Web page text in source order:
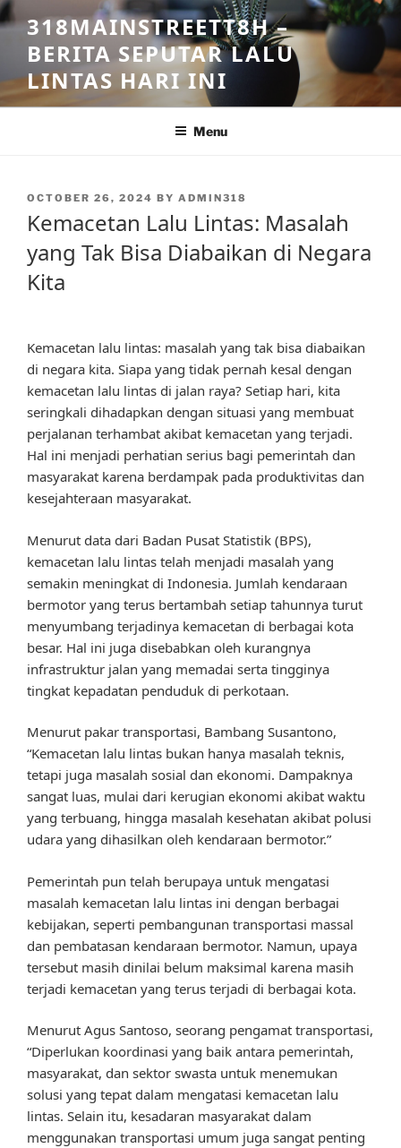
Skip
to
content
318MAINSTREETT8H –
BERITA SEPUTAR LALU
LINTAS HARI INI
Menu
POSTED
OCTOBER 26, 2024 BY ADMIN318
Kemacetan Lalu Lintas: Masalah
yang Tak Bisa Diabaikan di Negara
Kita
Kemacetan lalu lintas: masalah yang tak bisa diabaikan
di negara kita. Siapa yang tidak pernah kesal dengan
kemacetan lalu lintas di jalan raya? Setiap hari, kita
seringkali dihadapkan dengan situasi yang membuat
perjalanan terhambat akibat kemacetan yang terjadi.
Hal ini menjadi perhatian serius bagi pemerintah dan
masyarakat karena berdampak pada produktivitas dan
kesejahteraan masyarakat.
Menurut data dari Badan Pusat Statistik (BPS),
kemacetan lalu lintas telah menjadi masalah yang
semakin meningkat di Indonesia. Jumlah kendaraan
bermotor yang terus bertambah setiap tahunnya turut
menyumbang terjadinya kemacetan di berbagai kota
besar. Hal ini juga disebabkan oleh kurangnya
infrastruktur jalan yang memadai serta tingginya
tingkat kepadatan penduduk di perkotaan.
Menurut pakar transportasi, Bambang Susantono,
“Kemacetan lalu lintas bukan hanya masalah teknis,
tetapi juga masalah sosial dan ekonomi. Dampaknya
sangat luas, mulai dari kerugian ekonomi akibat waktu
yang terbuang, hingga masalah kesehatan akibat polusi
udara yang dihasilkan oleh kendaraan bermotor.”
Pemerintah pun telah berupaya untuk mengatasi
masalah kemacetan lalu lintas ini dengan berbagai
kebijakan, seperti pembangunan transportasi massal
dan pembatasan kendaraan bermotor. Namun, upaya
tersebut masih dinilai belum maksimal karena masih
terjadi kemacetan yang terus terjadi di berbagai kota.
Menurut Agus Santoso, seorang pengamat transportasi,
“Diperlukan koordinasi yang baik antara pemerintah,
masyarakat, dan sektor swasta untuk menemukan
solusi yang tepat dalam mengatasi kemacetan lalu
lintas. Selain itu, kesadaran masyarakat dalam
menggunakan transportasi umum juga sangat penting